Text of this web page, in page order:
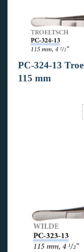
PC-324-13
115 mm